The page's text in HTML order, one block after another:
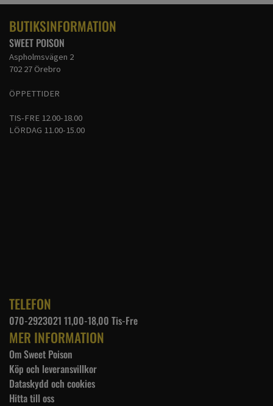
BUTIKSINFORMATION
SWEET POISON
Aspholmsvägen 2
702 27 Örebro
ÖPPETTIDER
TIS-FRE 12.00-18.00
LÖRDAG 11.00-15.00
TELEFON
070-2923021 11,00-18,00 Tis-Fre
MER INFORMATION
Om Sweet Poison
Köp och leveransvillkor
Dataskydd och cookies
Hitta till oss